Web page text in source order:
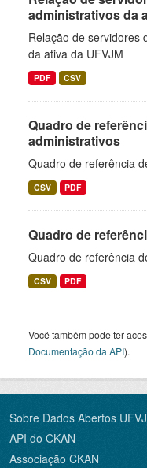
administrativos da
Relação de servidores
da ativa da UFVJM
PDF CSV
Quadro de
administrativos
Quadro de referência
CSV PDF
Quadro de
Quadro de referência
CSV PDF
Você também pode ter
Documentação da API).
Sobre Dados Abertos
API do CKAN
Associação CKAN